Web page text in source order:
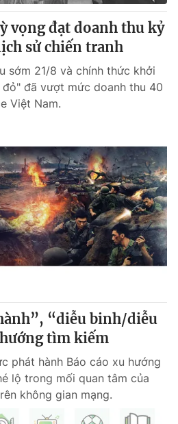
vọng đạt doanh thu kỷ
sử chiến tranh
sớm 21/8 và chính thức khởi
đã vượt mức doanh thu 40
Việt Nam.
“diễu binh/diễu
tìm kiếm
phát hành Báo cáo xu hướng
lộ trong mối quan tâm của
không gian mạng.